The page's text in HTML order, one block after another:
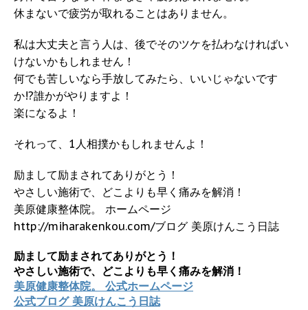
休まないで疲労が取れることはありません。
私は大丈夫と言う人は、後でそのツケを払わなければい
けないかもしれません！
何でも苦しいなら手放してみたら、いいじゃないです
か!?誰かがやりますよ！
楽になるよ！
それって、1人相撲かもしれませんよ！
励まして励まされてありがとう！
やさしい施術で、どこよりも早く痛みを解消！
美原健康整体院。 ホームページ
http://miharakenkou.com/ブログ 美原けんこう日誌
励まして励まされてありがとう！
やさしい施術で、どこよりも早く痛みを解消！
美原健康整体院。 公式ホームページ
公式ブログ 美原けんこう日誌